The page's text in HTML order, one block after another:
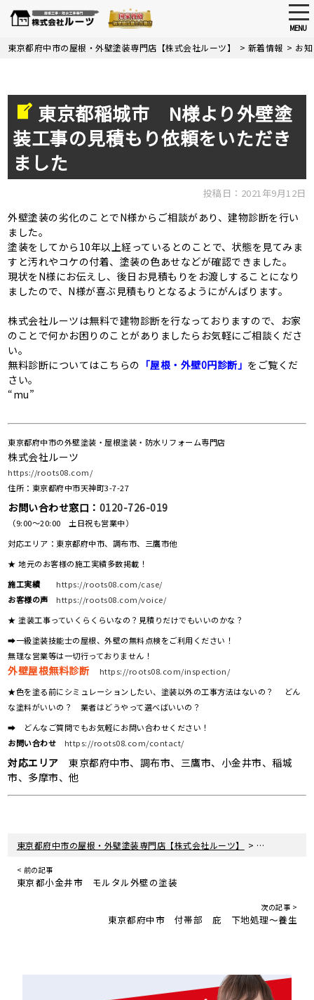
Skip
MENU
東京都府中市の屋根・外壁塗装専門店【株式会社ルーツ】 > 新着情報 > お
東京都稲城市 N様より外壁塗
装工事の見積もり依頼をいただき
ました
投稿日：2021年9月12日
外壁塗装の劣化のことでN様からご相談があり、建物診断を行い
ました。
塗装をしてから10年以上経っているとのことで、状態を見てみま
すと汚れやコケの付着、塗装の色あせなどが確認できました。
現状をN様にお伝えし、後日お見積もりをお渡しすることになり
ましたので、N様が喜ぶ見積もりとなるようにがんばります。
株式会社ルーツは無料で建物診断を行なっておりますので、お家
のことで何かお困りのことがありましたらお気軽にご相談くださ
い。
無料診断についてはこちらの 「屋根・外壁0円診断」 をご覧くだ
さい。
“mu”
東京都府中市の外壁塗装・屋根塗装・防水リフォーム専門店
株式会社ルーツ
https://roots08.com/
住所：東京都府中市天神町3-7-27
お問い合わせ窓口： 0120-726-019
（9:00～20:00 土日祝も営業中）
対応エリア：東京都府中市、調布市、三鷹市他
★ 地元のお客様の施工実績多数掲載！
施工実績
https://roots08.com/case/
お客様の声
https://roots08.com/voice/
★ 塗装工事っていくらくらいなの？見積りだけでもいいのかな？
➡一級塗装技能士の屋根、外壁の無料点検をご利用ください！
無理な営業等は一切行っておりません！
外壁屋根無料診断
https://roots08.com/inspection/
★色を塗る前にシミュレーションしたい、塗装以外の工事方法はないの？ どん
な塗料がいいの？ 業者はどうやって選べばいいの？
➡ どんなご質問でもお気軽にお問い合わせください！
お問い合わせ
https://roots08.com/contact/
対応エリア 東京都府中市、調布市、三鷹市、小金井市、稲城
市、多摩市、他
東京都府中市の屋根・外壁塗装専門店【株式会社ルーツ】 > 新着情報
< 前の記事
東京都小金井市 モルタル外壁の塗装
次の記事 >
東京都府中市 付帯部 庇 下地処理〜養生